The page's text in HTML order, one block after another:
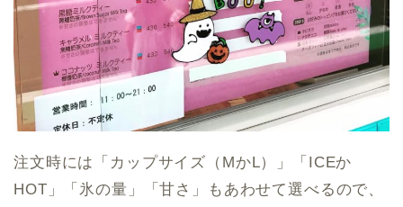
注文時には「カップサイズ（MかL）」「ICEか
HOT」「氷の量」「甘さ」もあわせて選べるので、